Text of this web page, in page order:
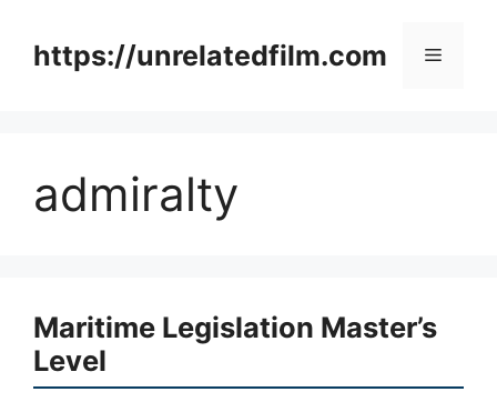
contenthttps://unrelatedfilm.com Menu
admiralty
Maritime Legislation Master’s
Level